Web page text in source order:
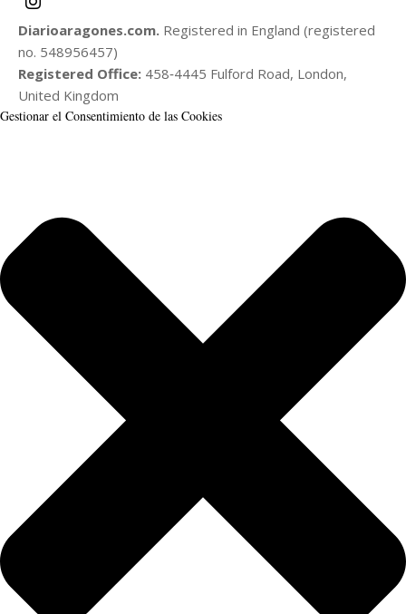
Diarioaragones.com. Registered in England (registered
no. 548956457)
Registered Office: 458‑4445 Fulford Road, London,
United Kingdom
Gestionar el Consentimiento de las Cookies